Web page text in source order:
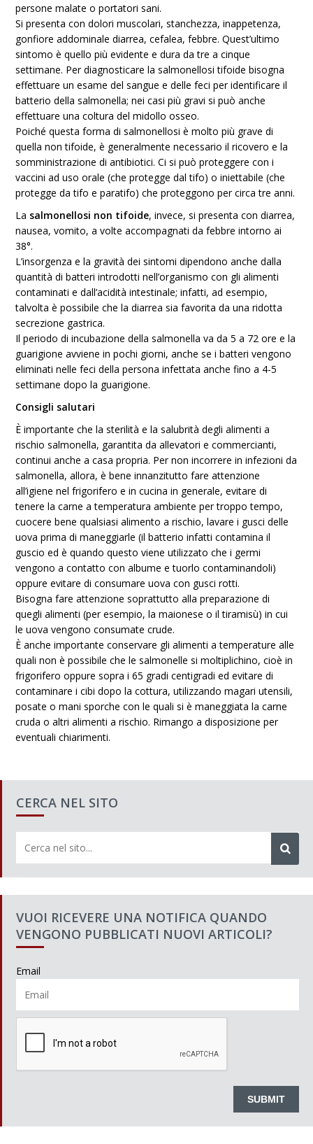
persone malate o portatori sani.
Si presenta con dolori muscolari, stanchezza, inappetenza,
gonfiore addominale diarrea, cefalea, febbre. Quest’ultimo
sintomo è quello più evidente e dura da tre a cinque
settimane. Per diagnosticare la salmonellosi tifoide bisogna
effettuare un esame del sangue e delle feci per identificare il
batterio della salmonella; nei casi più gravi si può anche
effettuare una coltura del midollo osseo.
Poiché questa forma di salmonellosi è molto più grave di
quella non tifoide, è generalmente necessario il ricovero e la
somministrazione di antibiotici. Ci si può proteggere con i
vaccini ad uso orale (che protegge dal tifo) o iniettabile (che
protegge da tifo e paratifo) che proteggono per circa tre anni.
La salmonellosi non tifoide, invece, si presenta con diarrea,
nausea, vomito, a volte accompagnati da febbre intorno ai
38°.
L’insorgenza e la gravità dei sintomi dipendono anche dalla
quantità di batteri introdotti nell’organismo con gli alimenti
contaminati e dall’acidità intestinale; infatti, ad esempio,
talvolta è possibile che la diarrea sia favorita da una ridotta
secrezione gastrica.
Il periodo di incubazione della salmonella va da 5 a 72 ore e la
guarigione avviene in pochi giorni, anche se i batteri vengono
eliminati nelle feci della persona infettata anche fino a 4-5
settimane dopo la guarigione.
Consigli salutari
È importante che la sterilità e la salubrità degli alimenti a
rischio salmonella, garantita da allevatori e commercianti,
continui anche a casa propria. Per non incorrere in infezioni da
salmonella, allora, è bene innanzitutto fare attenzione
all’igiene nel frigorifero e in cucina in generale, evitare di
tenere la carne a temperatura ambiente per troppo tempo,
cuocere bene qualsiasi alimento a rischio, lavare i gusci delle
uova prima di maneggiarle (il batterio infatti contamina il
guscio ed è quando questo viene utilizzato che i germi
vengono a contatto con albume e tuorlo contaminandoli)
oppure evitare di consumare uova con gusci rotti.
Bisogna fare attenzione soprattutto alla preparazione di
quegli alimenti (per esempio, la maionese o il tiramisù) in cui
le uova vengono consumate crude.
È anche importante conservare gli alimenti a temperature alle
quali non è possibile che le salmonelle si moltiplichino, cioè in
frigorifero oppure sopra i 65 gradi centigradi ed evitare di
contaminare i cibi dopo la cottura, utilizzando magari utensili,
posate o mani sporche con le quali si è maneggiata la carne
cruda o altri alimenti a rischio. Rimango a disposizione per
eventuali chiarimenti.
CERCA NEL SITO
VUOI RICEVERE UNA NOTIFICA QUANDO
VENGONO PUBBLICATI NUOVI ARTICOLI?
Email